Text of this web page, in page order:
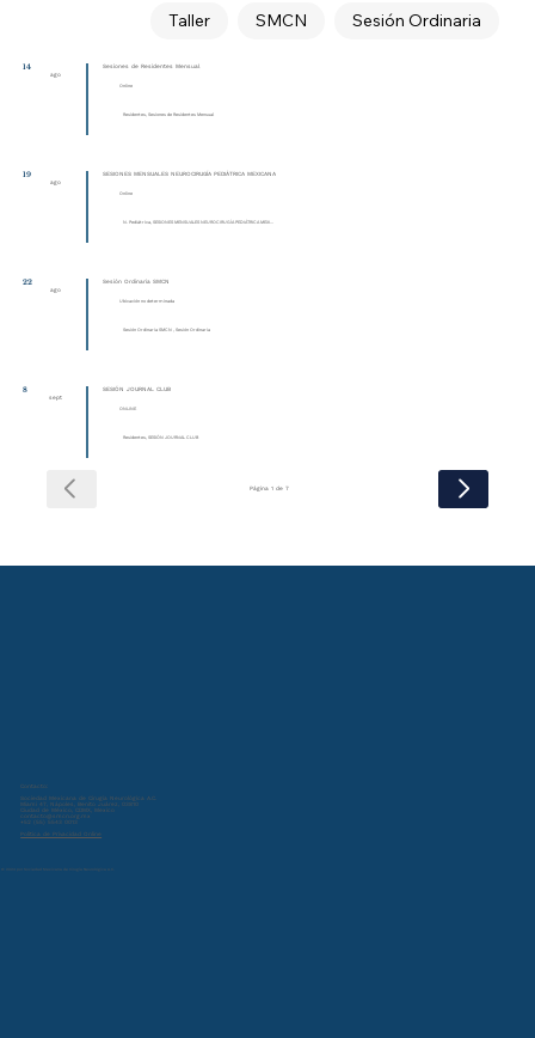
Sesión Ordinaria
SMCN
Taller
14
ago
Sesiones de Residentes Mensual
Online
Residentes, Sesiones de Residentes Mensual
19
ago
SESIONES MENSUALES NEUROCIRUGÍA PEDIÁTRICA MEXICANA
Online
N. Pediátrica, SESIONES MENSUALES NEUROCIRUGÍA PEDIÁTRICA MEXI...
22
ago
Sesión Ordinaria SMCN
Ubicación no determinada
Sesión Ordinaria SMCN , Sesión Ordinaria
8
sept
SESIÓN JOURNAL CLUB
ONLINE
Residentes, SESIÓN JOURNAL CLUB
Página 1 de 7
© 2024 por Sociedad Mexicana de Cirugía Neurológica A.C.
Contacto:
Sociedad Mexicana de Cirugía Neurológica A.C.
Miami 47, Nápoles, Benito Juárez, 03810
Ciudad de México, CDMX, Mexico
contacto@smcn.org.mx
+52 (55) 5543 0013
Política de Privacidad Online